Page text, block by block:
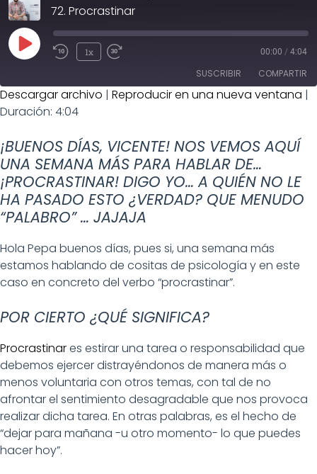
72. Procrastinar
1x 00:00 / 4:04
SUSCRIBIR COMPARTIR
COMPAR
ENLACE
INCRUST
AR
Descargar archivo | Reproducir en una nueva ventana |
Duración: 4:04
¡BUENOS DÍAS, VICENTE! NOS VEMOS AQUÍ
UNA SEMANA MÁS PARA HABLAR DE…
¡PROCRASTINAR! DIGO YO… A QUIÉN NO LE
HA PASADO ESTO ¿VERDAD? QUE MENUDO
“PALABRO” … JAJAJA
Hola Pepa buenos días, pues si, una semana más
estamos hablando de cositas de psicología y en este
caso en concreto del verbo “procrastinar”.
POR CIERTO ¿QUÉ SIGNIFICA?
Procrastinares estirar una tarea o responsabilidad que
debemos ejercer distrayéndonos de manera más o
menos voluntaria con otros temas, con tal de no
afrontar el sentimiento desagradable que nos provoca
realizar dicha tarea. En otras palabras, es el hecho de
“dejar para mañana -u otro momento- lo que puedes
hacer hoy”.